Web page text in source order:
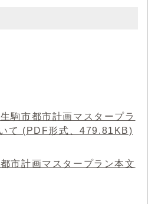
駒市都市計画マスタープラ
て (PDF形式、479.81KB)
市計画マスタープラン本文